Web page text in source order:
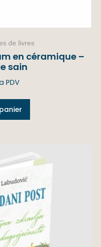
de livres
en céramique –
sain
PDV